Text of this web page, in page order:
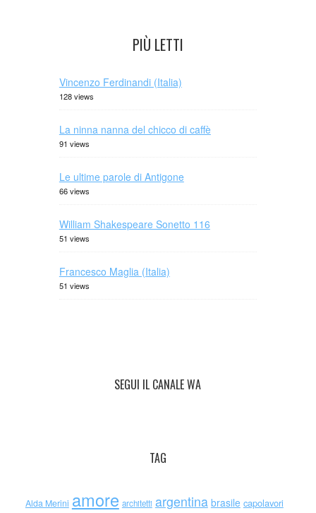
PIÙ LETTI
Vincenzo Ferdinandi (Italia)
128 views
La ninna nanna del chicco di caffè
91 views
Le ultime parole di Antigone
66 views
William Shakespeare Sonetto 116
51 views
Francesco Maglia (Italia)
51 views
SEGUI IL CANALE WA
TAG
Alda Merini amore architetti argentina brasile capolavori